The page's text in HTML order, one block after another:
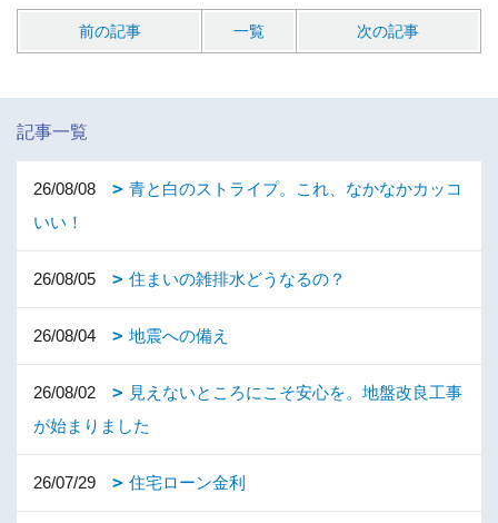
前の記事 一覧 次の記事
記事一覧
26/08/08
青と白のストライプ。これ、なかなかカッコ
いい！
26/08/05 住まいの雑排水どうなるの？
26/08/04 地震への備え
26/08/02
見えないところにこそ安心を。地盤改良工事
が始まりました
26/07/29 住宅ローン金利